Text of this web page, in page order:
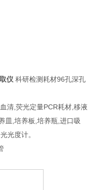
仪 科研检测耗材96孔深孔
清,荧光定量PCR耗材,移液
皿,培养板,培养瓶,进口吸
光度计。